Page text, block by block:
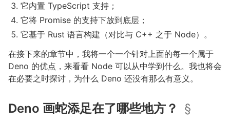
它内置 TypeScript 支持；
它将 Promise 的支持下放到底层；
它基于 Rust 语言构建（对比与 C++ 之于 Node）。
在接下来的章节中，我将一个一个针对上面的每一个属于
Deno 的优点，来看看 Node 可以从中学到什么。我也将会
在必要之时探讨，为什么 Deno 还没有那么有意义。
Deno 画蛇添足在了哪些地方？ §